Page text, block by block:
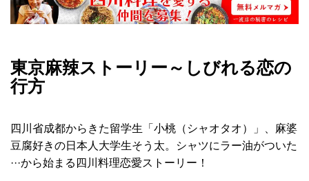
東京麻辣ストーリー～しびれる恋の
行方
四川省成都からきた留学生「小桃（シャオタオ）」、麻婆
豆腐好きの日本人大学生そう太。シャツにラー油がついた
···から始まる四川料理恋愛ストーリー！